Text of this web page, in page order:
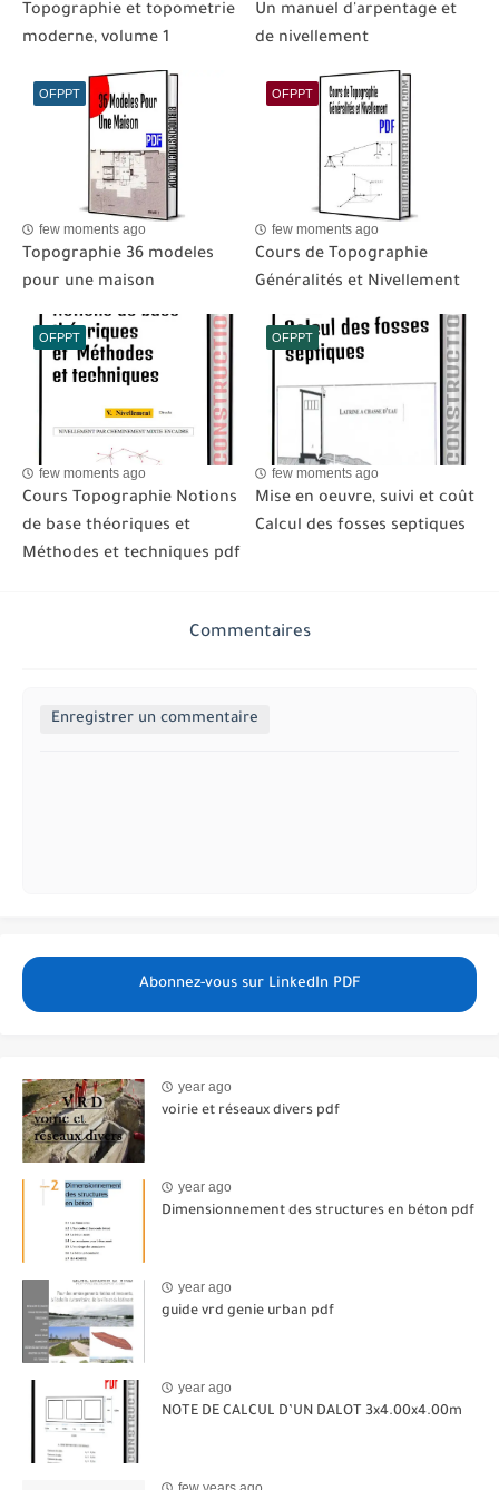
Topographie et topometrie
moderne, volume 1
Un manuel d'arpentage et
de nivellement
OFPPT
few moments ago
Topographie 36 modeles
pour une maison
OFPPT
few moments ago
Cours de Topographie
Généralités et Nivellement
OFPPT
few moments ago
Cours Topographie Notions
de base théoriques et
Méthodes et techniques pdf
OFPPT
few moments ago
Mise en oeuvre, suivi et coût
Calcul des fosses septiques
Commentaires
Enregistrer un commentaire
Abonnez-vous sur LinkedIn PDF
year ago
voirie et réseaux divers pdf
year ago
Dimensionnement des structures en béton pdf
year ago
guide vrd genie urban pdf
year ago
NOTE DE CALCUL D’UN DALOT 3x4.00x4.00m